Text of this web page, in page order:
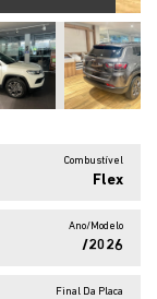
Combustível
Flex
Ano/Modelo
/2026
Final Da Placa